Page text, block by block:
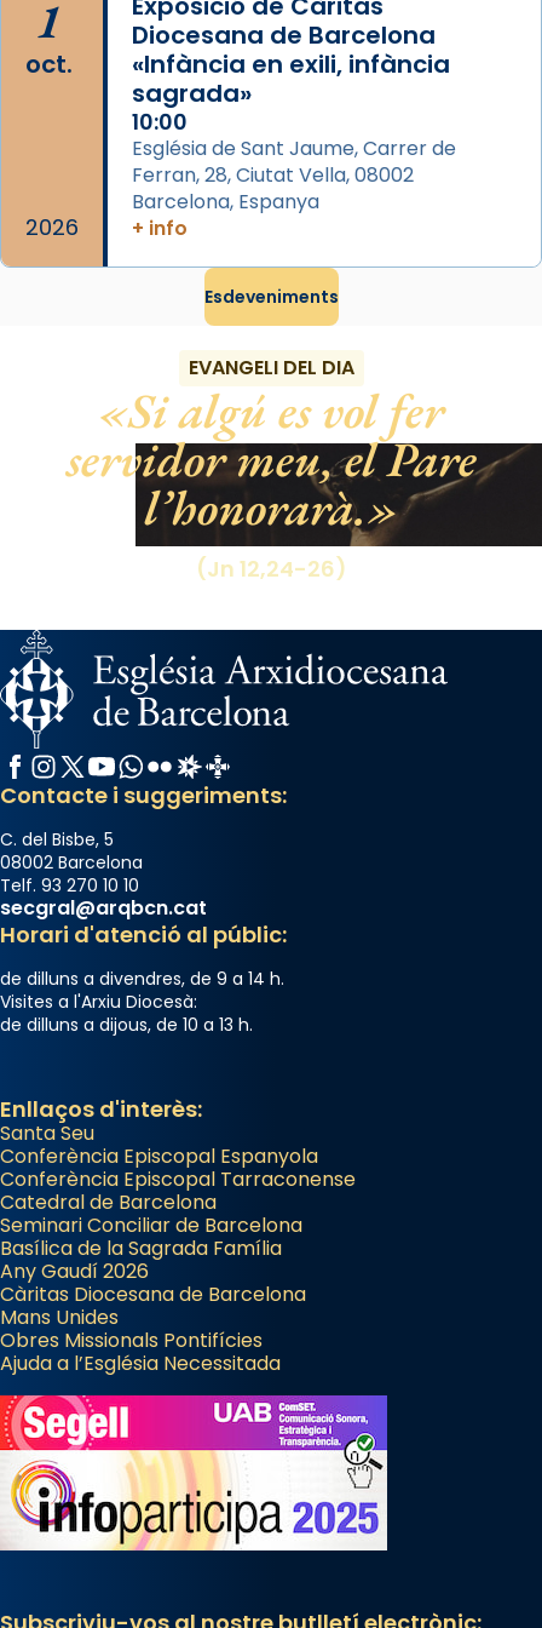
processó (recuperada el 1972) al voltant
del temple amb les relíquies de les santes.
Des de 1985 hi participa també un grup de
diablesses amb música i ball propis. Festa
gran a Mataró.
«Si vols saber què és calor, ves per les
Santes a Mataró»🥵.
Photo
Share
1
oct.
2026
Diocesana de Barcelona
«Infància en exili, infància
sagrada»
10:00
Església de Sant Jaume, Carrer de
Ferran, 28, Ciutat Vella, 08002
Barcelona, Espanya
+ info
Esdeveniments
EVANGELI DEL DIA
Si algú es vol fer
servidor meu, el Pare
l’honorarà.
(Jn 12,24-26)
Facebook
Instagram
X / Twitter
YouTube
WhatsApp
FlickrRadio Estel
Catalunya Cristiana
Contacte i suggeriments:
C. del Bisbe, 5
08002 Barcelona
Telf. 93 270 10 10
secgral@arqbcn.cat
Horari d'atenció al públic:
de dilluns a divendres, de 9 a 14 h.
Visites a l'Arxiu Diocesà:
de dilluns a dijous, de 10 a 13 h.
Enllaços d'interès:
Santa Seu
Conferència Episcopal Espanyola
Conferència Episcopal Tarraconense
Catedral de Barcelona
Seminari Conciliar de Barcelona
Basílica de la Sagrada Família
Any Gaudí 2026
Càritas Diocesana de Barcelona
Mans Unides
Obres Missionals Pontifícies
Ajuda a l’Església Necessitada